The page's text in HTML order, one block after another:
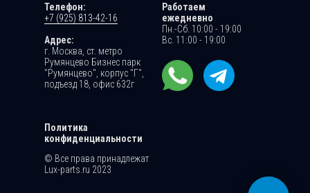
© Все права принадлежат
Lux-parts.ru 2023
Политика
конфиденциальности
Телефон:
+7 (925) 813-42-16
Адрес:
г. Москва, ст. метро
Румянцево Бизнес парк
"Румянцево", корпус "Г",
подъезд 18, офис 632г
Работаем
ежедневно
Пн.-Сб. 10:00 - 19:00
Вс. 11:00 - 19:00